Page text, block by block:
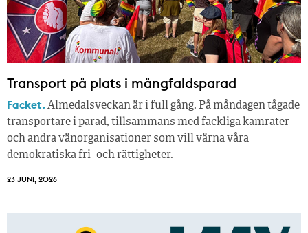
Transport på plats i mångfaldsparad
Facket.Almedalsveckan är i full gång. På måndagen tågade
transportare i parad, tillsammans med fackliga kamrater
och andra vänorganisationer som vill värna våra
demokratiska fri- och rättigheter.
23 JUNI, 2026